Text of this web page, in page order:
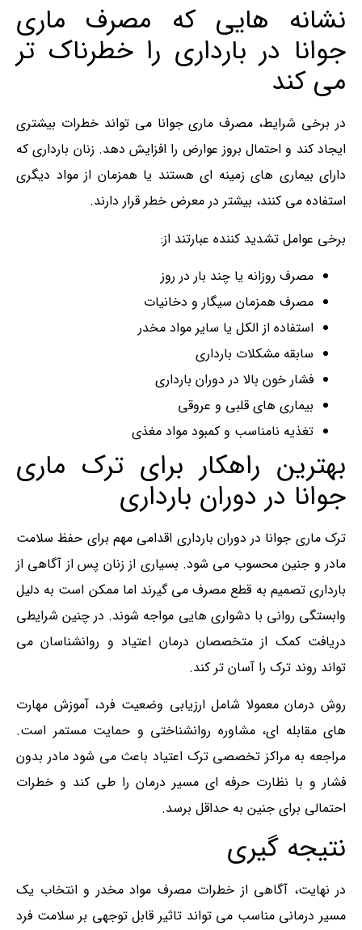
نشانه هایی که مصرف ماری
جوانا در بارداری را خطرناک تر
می کند
در برخی شرایط، مصرف ماری‌ جوانا می تواند خطرات بیشتری
ایجاد کند و احتمال بروز عوارض را افزایش دهد. زنان بارداری که
دارای بیماری های زمینه ای هستند یا همزمان از مواد دیگری
استفاده می کنند، بیشتر در معرض خطر قرار دارند.
برخی عوامل تشدید کننده عبارتند از:
مصرف روزانه یا چند بار در روز
مصرف همزمان سیگار و دخانیات
استفاده از الکل یا سایر مواد مخدر
سابقه مشکلات بارداری
فشار خون بالا در دوران بارداری
بیماری های قلبی و عروقی
تغذیه نامناسب و کمبود مواد مغذی
بهترین راهکار برای ترک ماری
جوانا در دوران بارداری
ترک ماری‌ جوانا در دوران بارداری اقدامی مهم برای حفظ سلامت
مادر و جنین محسوب می شود. بسیاری از زنان پس از آگاهی از
بارداری تصمیم به قطع مصرف می گیرند اما ممکن است به دلیل
وابستگی روانی با دشواری هایی مواجه شوند. در چنین شرایطی
دریافت کمک از متخصصان درمان اعتیاد و روانشناسان می
تواند روند ترک را آسان تر کند.
روش درمان معمولا شامل ارزیابی وضعیت فرد، آموزش مهارت
های مقابله ای، مشاوره روانشناختی و حمایت مستمر است.
مراجعه به مراکز تخصصی ترک اعتیاد باعث می شود مادر بدون
فشار و با نظارت حرفه ای مسیر درمان را طی کند و خطرات
احتمالی برای جنین به حداقل برسد.
نتیجه گیری
در نهایت، آگاهی از خطرات مصرف مواد مخدر و انتخاب یک
مسیر درمانی مناسب می تواند تاثیر قابل توجهی بر سلامت فرد